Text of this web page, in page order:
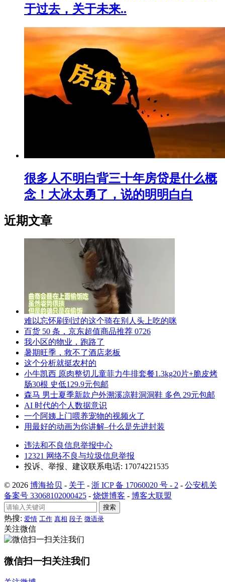
于过去，关于未来..
很多人不明白背三十年房贷是什么概
念！大冰太勇了，说的明明白白
近期文章
难以忘怀刷到过的这个骑在别人头上吃的咪
百货 50 条，京东超值商品推荐 0726
我小区的物业，跑路了
暑期旺季，救不了酒店老板
这个分析就挺农村的
小牛凯西 原肉整切儿童菲力牛排套餐1.3kg20片+脆皮烤
肠30根 史低129.9元包邮
森马 男士夏季新款户外溯溪凉鞋洞洞鞋 多色 29元包邮
AI 时代的个人数据意识
一个阿姨上门喂养宠物的视频火了
用最好的动画为你讲解–什么是先进封装
违法和不良信息举报中心
12321 网络不良与垃圾信息举报
投诉、举报、建议联系电话: 17074221535
© 2026 博海拾贝 - 关于 - 浙 ICP 备 17060020 号 - 2 - 公安机关
备案号 33068102000425 - 烧饼博客 - 博客大联盟
搜索
热搜: 爱情 工作 真相 段子 微语录
关注微信
微信扫一扫关注我们